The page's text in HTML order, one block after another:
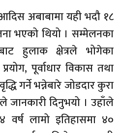
अबाबामा यही भदौ १८
भएको थियो । सम्मेलनका
हुलाक क्षेत्रले भोगेका
पूर्वाधार विकास तथा
गर्ने भन्नेबारे जोडदार कुरा
जानकारी दिनुभयो । उहाँले
वर्ष लामो इतिहासमा ४०